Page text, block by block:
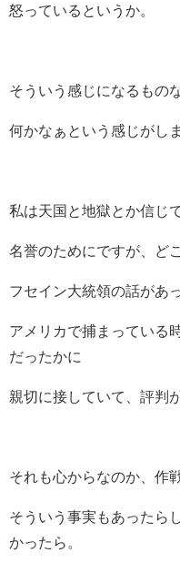
怒っているというか。
そういう感じになるもの
何かなぁという感じがし
私は天国と地獄とか信じ
名誉のためにですが、ど
フセイン大統領の話があ
アメリカで捕まっている
だったかに
親切に接していて、評判
それも心からなのか、作
そういう事実もあったら
かったら。